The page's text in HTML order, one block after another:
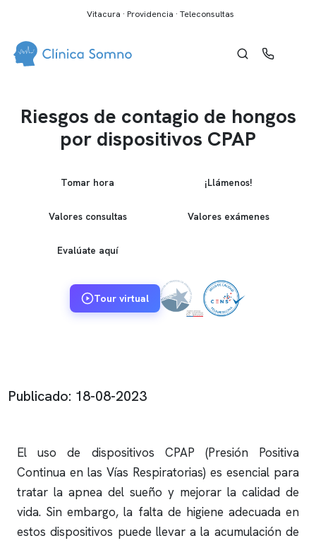
Vitacura · Providencia · Teleconsultas
Riesgos de contagio de hongos
por dispositivos CPAP
Tomar hora ¡Llámenos!
Valores consultas Valores exámenes
Evalúate aquí
Tour virtual
Publicado: 18-08-2023
El uso de dispositivos CPAP (Presión Positiva
Continua en las Vías Respiratorias) es esencial para
tratar la apnea del sueño y mejorar la calidad de
vida. Sin embargo, la falta de higiene adecuada en
estos dispositivos puede llevar a la acumulación de